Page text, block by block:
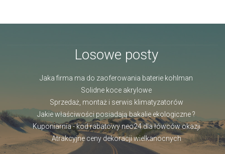
Losowe posty
Jaka firma ma do zaoferowania baterie kohlman
Solidne koce akrylowe
Sprzedaż, montaż i serwis klimatyzatorów
Jakie właściwości posiadają bakalie ekologiczne ?
Kuponiarnia - kod rabatowy neo24 dla łówców okazji
Atrakcyjne ceny dekoracji wielkanocnych